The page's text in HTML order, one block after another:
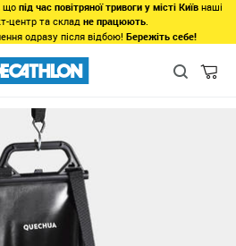
що під час повітряної тривоги у місті Київ наші
центр та склад не працюють.
одразу після відбою! Бережіть себе!
Кемпiнг Кемпінг Кухонне приладдя